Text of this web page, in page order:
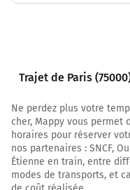
Trajet de Paris
Ne perdez plus votre
cher, Mappy vous permet
horaires pour réserver
nos partenaires : SNCF,
Étienne en train, entre
modes de transports, et